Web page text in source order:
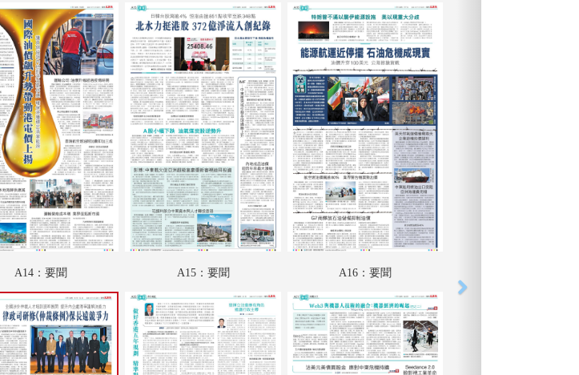
：港聞
香江載道
財經論壇
：文匯園
國際專題
：國際
：財經
：財經
魅力衣妝
：采風
A14：要聞 A15：要聞 A16：要聞